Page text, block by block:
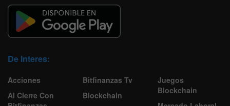
De Interes:
Acciones
Al Cierre Con
Bitfinanzas Tv
Blockchain
Juegos
Blockchain